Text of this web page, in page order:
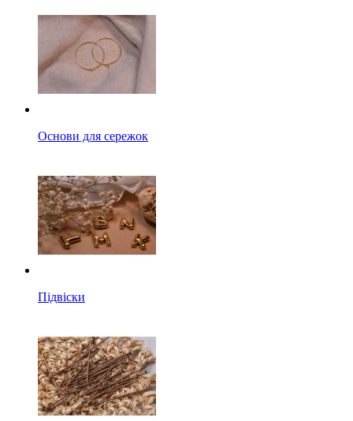
Основи для сережок
Підвіски